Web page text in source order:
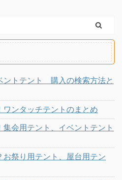
ントテント 購入の検索方法と
ンタッチテントのまとめ
会用テント、イベントテント
祭り用テント、屋台用テン